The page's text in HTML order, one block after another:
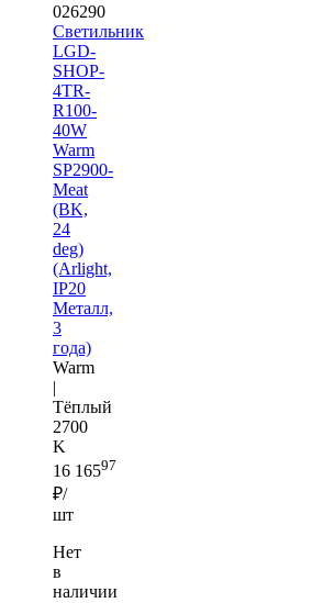
026290
Светильник
LGD-
SHOP-
4TR-
R100-
40W
Warm
SP2900-
Meat
(BK,
24
deg)
(Arlight,
IP20
Металл,
3
года)
Warm
|
Тёплый
2700
K
16 16597
₽/
шт
Нет
в
наличии